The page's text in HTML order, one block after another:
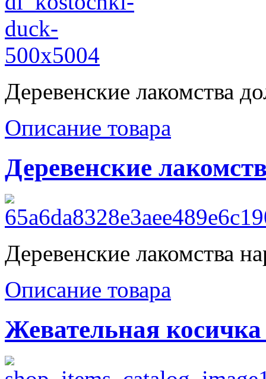
Деревенские лакомства
Описание товара
Деревенские
Деревенские лакомства
Описание товара
Жевательная